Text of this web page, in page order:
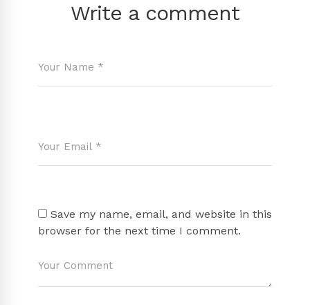
Write a comment
Save my name, email, and website in this
browser for the next time I comment.